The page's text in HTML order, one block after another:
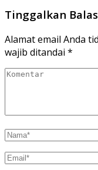
Tinggalkan
Alamat email Anda
wajib ditandai *